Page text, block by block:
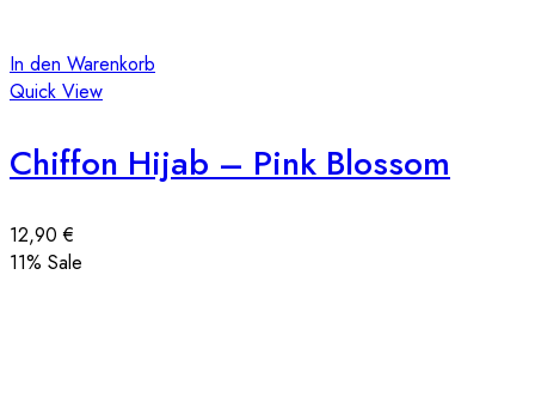
In den Warenkorb
Quick View
Chiffon Hijab – Pink Blossom
12,90€
11% Sale